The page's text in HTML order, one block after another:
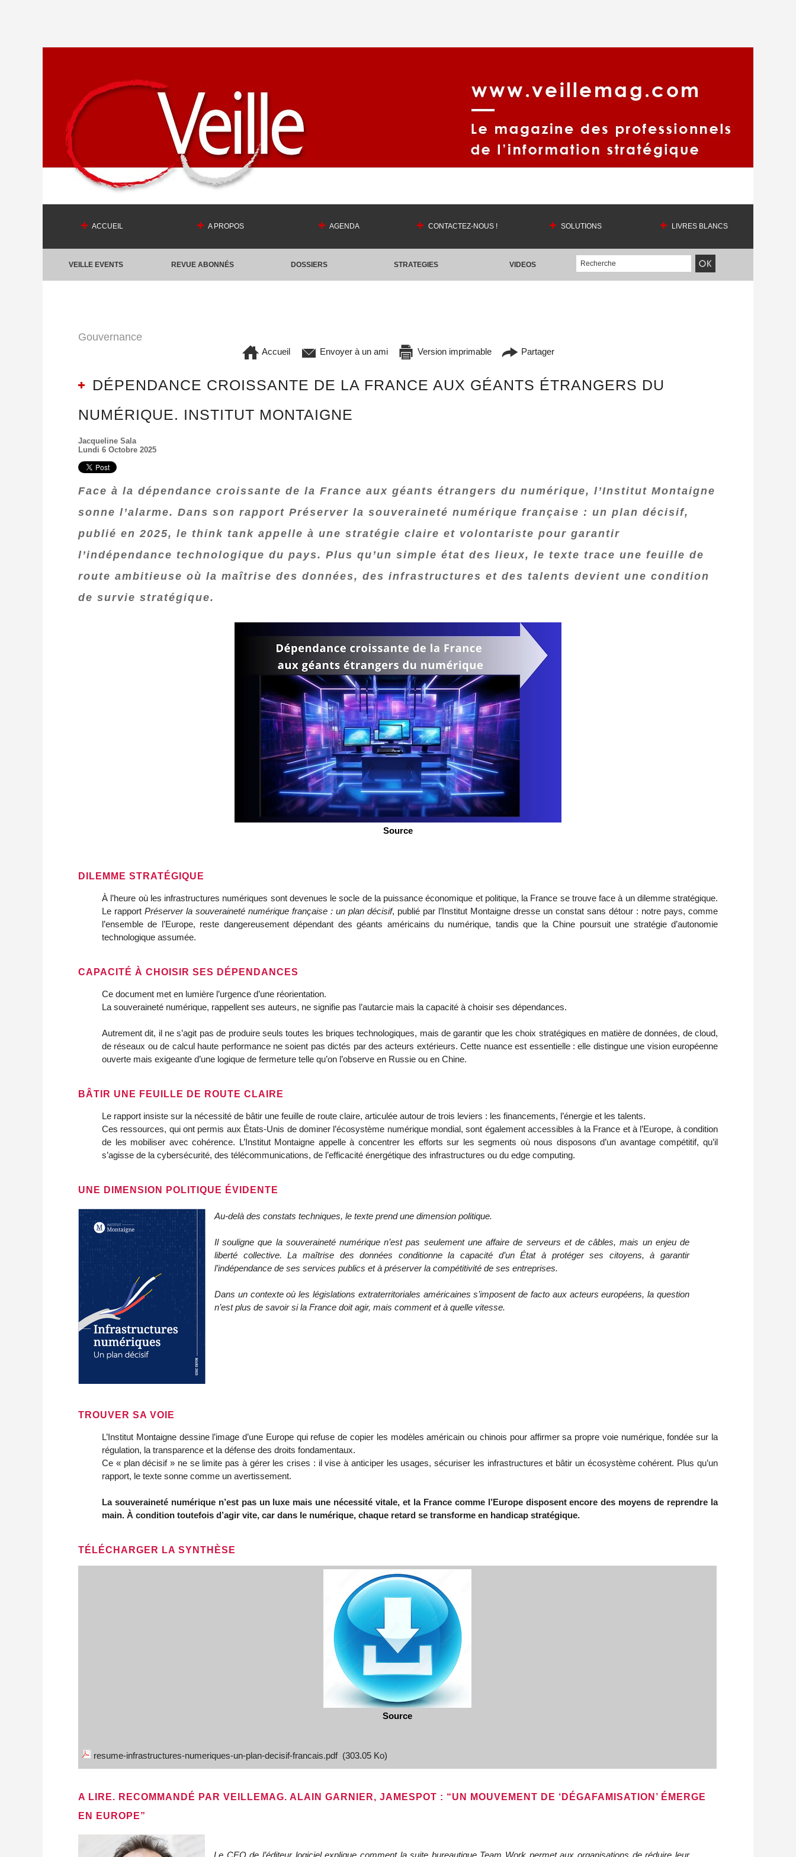
ACCUEIL A PROPOS AGENDA CONTACTEZ-NOUS ! SOLUTIONS LIVRES BLANCS
VEILLE EVENTS REVUE ABONNÉS DOSSIERS STRATEGIES VIDEOS
Gouvernance
Accueil Envoyer à un ami Version imprimable Partager
DÉPENDANCE CROISSANTE DE LA FRANCE AUX GÉANTS ÉTRANGERS DU
NUMÉRIQUE. INSTITUT MONTAIGNE
Jacqueline Sala
Lundi 6 Octobre 2025
Face à la dépendance croissante de la France aux géants étrangers du numérique, l’Institut Montaigne
sonne l’alarme. Dans son rapport Préserver la souveraineté numérique française : un plan décisif,
publié en 2025, le think tank appelle à une stratégie claire et volontariste pour garantir
l’indépendance technologique du pays. Plus qu’un simple état des lieux, le texte trace une feuille de
route ambitieuse où la maîtrise des données, des infrastructures et des talents devient une condition
de survie stratégique.
Source
DILEMME STRATÉGIQUE
À l’heure où les infrastructures numériques sont devenues le socle de la puissance économique et politique, la France se trouve face à un dilemme stratégique.
Le rapport Préserver la souveraineté numérique française : un plan décisif, publié par l’Institut Montaigne dresse un constat sans détour : notre pays, comme
l’ensemble de l’Europe, reste dangereusement dépendant des géants américains du numérique, tandis que la Chine poursuit une stratégie d’autonomie
technologique assumée.
CAPACITÉ À CHOISIR SES DÉPENDANCES
Ce document met en lumière l’urgence d’une réorientation.
La souveraineté numérique, rappellent ses auteurs, ne signifie pas l’autarcie mais la capacité à choisir ses dépendances.
Autrement dit, il ne s’agit pas de produire seuls toutes les briques technologiques, mais de garantir que les choix stratégiques en matière de données, de cloud,
de réseaux ou de calcul haute performance ne soient pas dictés par des acteurs extérieurs. Cette nuance est essentielle : elle distingue une vision européenne
ouverte mais exigeante d’une logique de fermeture telle qu’on l’observe en Russie ou en Chine.
BÂTIR UNE FEUILLE DE ROUTE CLAIRE
Le rapport insiste sur la nécessité de bâtir une feuille de route claire, articulée autour de trois leviers : les financements, l’énergie et les talents.
Ces ressources, qui ont permis aux États-Unis de dominer l’écosystème numérique mondial, sont également accessibles à la France et à l’Europe, à condition
de les mobiliser avec cohérence. L’Institut Montaigne appelle à concentrer les efforts sur les segments où nous disposons d’un avantage compétitif, qu’il
s’agisse de la cybersécurité, des télécommunications, de l’efficacité énergétique des infrastructures ou du edge computing.
UNE DIMENSION POLITIQUE ÉVIDENTE
Au-delà des constats techniques, le texte prend une dimension politique.
Il souligne que la souveraineté numérique n’est pas seulement une affaire de serveurs et de câbles, mais un enjeu de
liberté collective. La maîtrise des données conditionne la capacité d’un État à protéger ses citoyens, à garantir
l’indépendance de ses services publics et à préserver la compétitivité de ses entreprises.
Dans un contexte où les législations extraterritoriales américaines s’imposent de facto aux acteurs européens, la question
n’est plus de savoir si la France doit agir, mais comment et à quelle vitesse.
TROUVER SA VOIE
L’Institut Montaigne dessine l’image d’une Europe qui refuse de copier les modèles américain ou chinois pour affirmer sa propre voie numérique, fondée sur la
régulation, la transparence et la défense des droits fondamentaux.
Ce « plan décisif » ne se limite pas à gérer les crises : il vise à anticiper les usages, sécuriser les infrastructures et bâtir un écosystème cohérent. Plus qu’un
rapport, le texte sonne comme un avertissement.
La souveraineté numérique n’est pas un luxe mais une nécessité vitale, et la France comme l’Europe disposent encore des moyens de reprendre la
main. À condition toutefois d’agir vite, car dans le numérique, chaque retard se transforme en handicap stratégique.
TÉLÉCHARGER LA SYNTHÈSE
Source
resume-infrastructures-numeriques-un-plan-decisif-francais.pdf (303.05 Ko)
A LIRE. RECOMMANDÉ PAR VEILLEMAG. ALAIN GARNIER, JAMESPOT : “UN MOUVEMENT DE ‘DÉGAFAMISATION’ ÉMERGE
EN EUROPE”
Le CEO de l’éditeur logiciel explique comment la suite bureautique Team Work permet aux organisations de réduire leur